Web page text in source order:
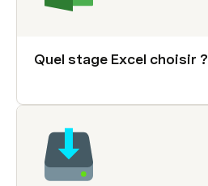
Quel stage Excel choisir ?